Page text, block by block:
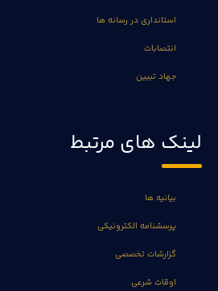
استانداری در رسانه ها
انتصابات
جهاد تبیین
لینک های مرتبط
بیانیه ها
پرسشنامه الکترونیکی
گزارشات تخصصی
اوقات شرعی